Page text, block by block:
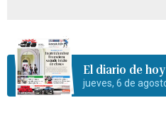
El diario de hoy
jueves, 6 de